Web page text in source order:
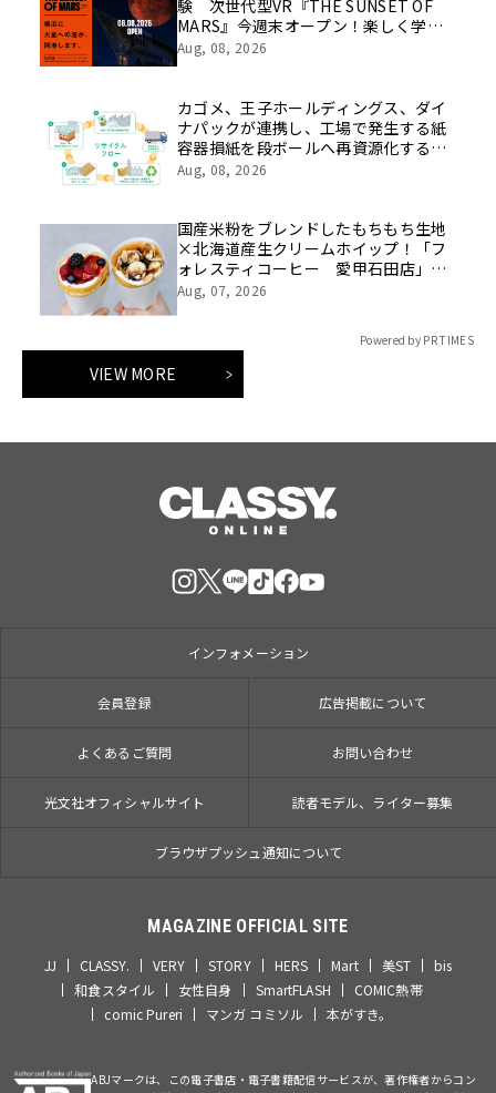
験 次世代型VR『THE SUNSET OF
MARS』今週末オープン！楽しく学べ
るパネル展やワークショップなど関連
Aug, 08, 2026
カゴメ、王子ホールディングス、ダイ
ナパックが連携し、工場で発生する紙
容器損紙を段ボールへ再資源化する実
証を開始
Aug, 08, 2026
国産米粉をブレンドしたもちもち生地
×北海道産生クリームホイップ！「フ
ォレスティコーヒー 愛甲石田店」に
て、８月１７日（月）からクレープ販
Aug, 07, 2026
Powered by PR TIMES
VIEW MORE
インフォメーション
会員登録 広告掲載について
よくあるご質問 お問い合わせ
光文社オフィシャルサイト 読者モデル、ライター募集
ブラウザプッシュ通知について
MAGAZINE OFFICIAL SITE
JJ CLASSY. VERY STORY HERS Mart 美ST
bis
和食スタイル
女性自身 SmartFLASH
COMIC熱帯
comic Pureri
マンガ コミソル 本がすき。
ABJマークは、この電子書店・電子書籍配信サービスが、著作権者からコン